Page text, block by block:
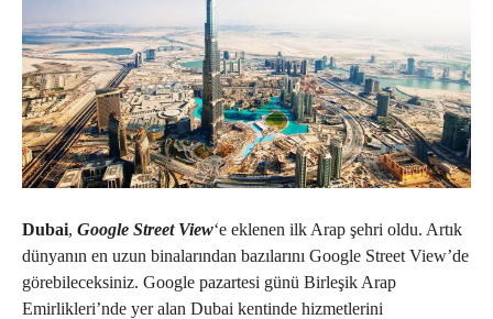
Dubai, Google Street View‘e eklenen ilk Arap şehri oldu. Artık
dünyanın en uzun binalarından bazılarını Google Street View’de
görebileceksiniz. Google pazartesi günü Birleşik Arap
Emirlikleri’nde yer alan Dubai kentinde hizmetlerini